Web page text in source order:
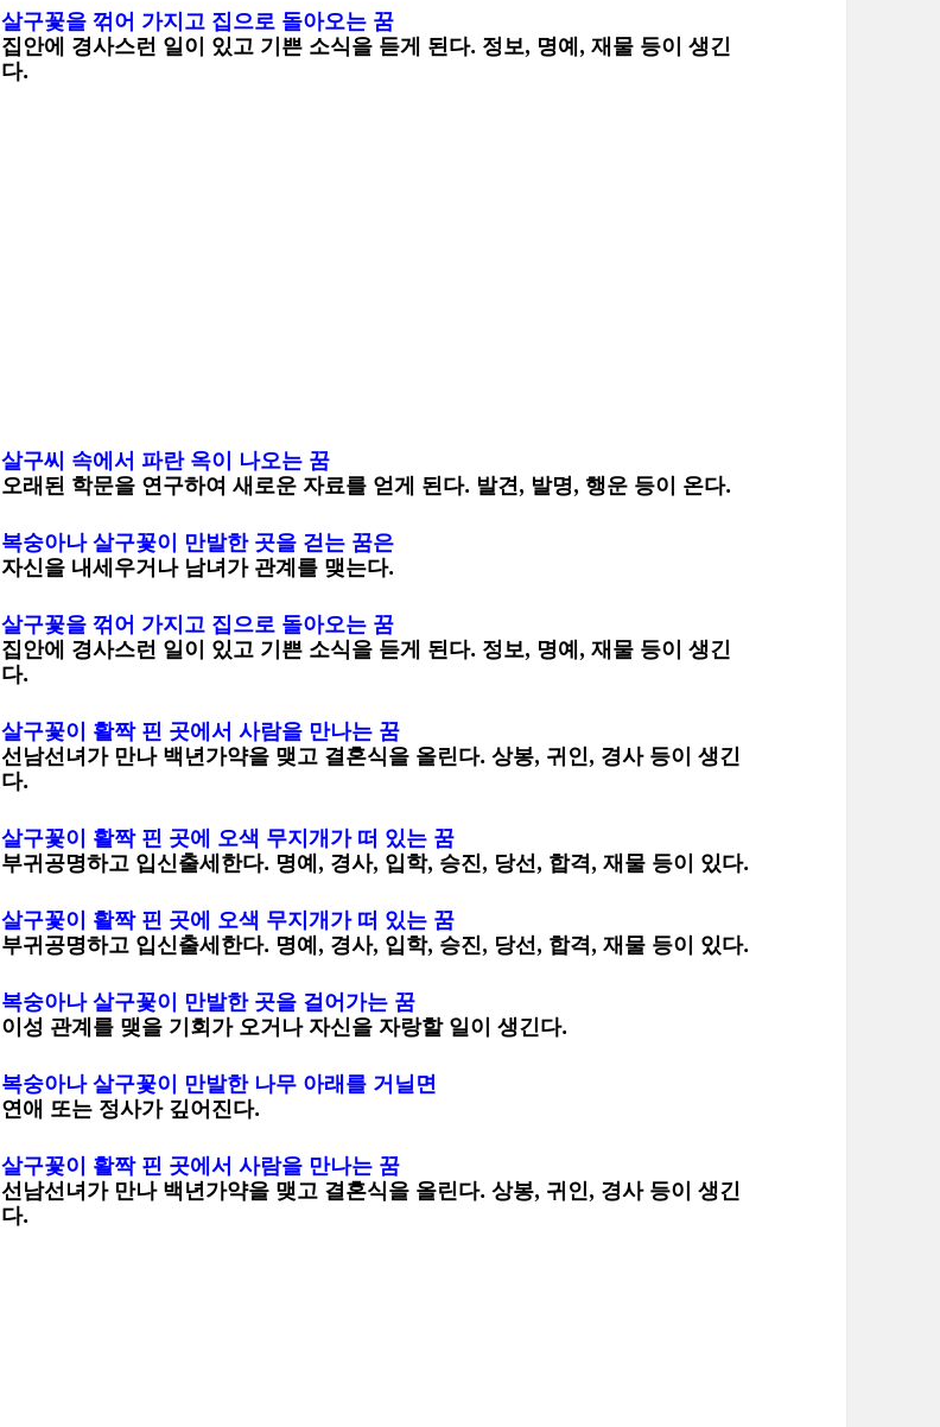
살구꽃을 꺾어 가지고 집으로 돌아오는 꿈
집안에 경사스런 일이 있고 기쁜 소식을 듣게 된다. 정보, 명예, 재물 등이 생긴
다.
살구씨 속에서 파란 옥이 나오는 꿈
오래된 학문을 연구하여 새로운 자료를 얻게 된다. 발견, 발명, 행운 등이 온다.
복숭아나 살구꽃이 만발한 곳을 걷는 꿈은
자신을 내세우거나 남녀가 관계를 맺는다.
살구꽃을 꺾어 가지고 집으로 돌아오는 꿈
집안에 경사스런 일이 있고 기쁜 소식을 듣게 된다. 정보, 명예, 재물 등이 생긴
다.
살구꽃이 활짝 핀 곳에서 사람을 만나는 꿈
선남선녀가 만나 백년가약을 맺고 결혼식을 올린다. 상봉, 귀인, 경사 등이 생긴
다.
살구꽃이 활짝 핀 곳에 오색 무지개가 떠 있는 꿈
부귀공명하고 입신출세한다. 명예, 경사, 입학, 승진, 당선, 합격, 재물 등이 있다.
살구꽃이 활짝 핀 곳에 오색 무지개가 떠 있는 꿈
부귀공명하고 입신출세한다. 명예, 경사, 입학, 승진, 당선, 합격, 재물 등이 있다.
복숭아나 살구꽃이 만발한 곳을 걸어가는 꿈
이성 관계를 맺을 기회가 오거나 자신을 자랑할 일이 생긴다.
복숭아나 살구꽃이 만발한 나무 아래를 거닐면
연애 또는 정사가 깊어진다.
살구꽃이 활짝 핀 곳에서 사람을 만나는 꿈
선남선녀가 만나 백년가약을 맺고 결혼식을 올린다. 상봉, 귀인, 경사 등이 생긴
다.